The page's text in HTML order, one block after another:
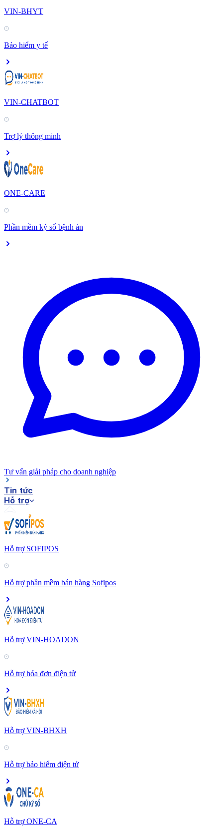
VIN-BHYT
Bảo hiểm y tế
VIN-CHATBOT
Trợ lý thông minh
ONE-CARE
Phần mềm ký số bệnh án
Tư vấn giải pháp cho doanh nghiệp
Tin tức
Hỗ trợ
Hỗ trợ SOFIPOS
Hỗ trợ phần mềm bán hàng Sofipos
Hỗ trợ VIN-HOADON
Hỗ trợ hóa đơn điện tử
Hỗ trợ VIN-BHXH
Hỗ trợ bảo hiểm điện tử
Hỗ trợ ONE-CA